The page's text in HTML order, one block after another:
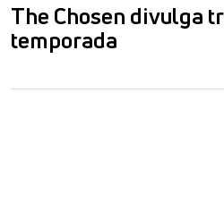
The Chosen divulga
temporada